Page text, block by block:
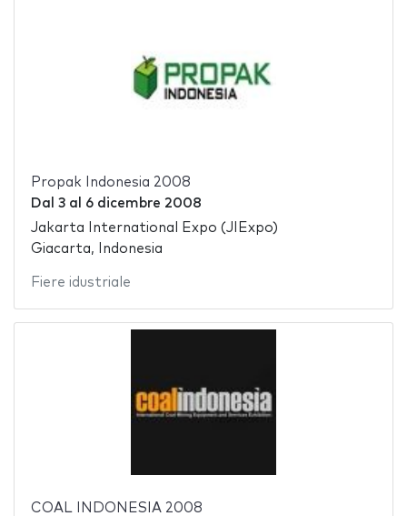
Propak Indonesia 2008
Dal 3al 6 dicembre 2008
Jakarta International Expo (JIExpo)
Giacarta, Indonesia
Fiere idustriale
COAL INDONESIA 2008